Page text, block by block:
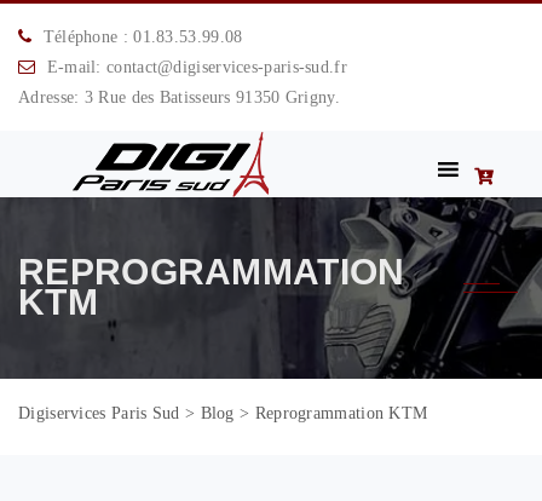
Téléphone : 01.83.53.99.08
E-mail: contact@digiservices-paris-sud.fr
Adresse: 3 Rue des Batisseurs 91350 Grigny.
REPROGRAMMATION
KTM
Digiservices Paris Sud > Blog > Reprogrammation KTM